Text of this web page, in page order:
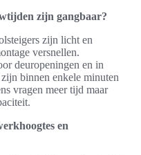
zijn gangbaar?
zijn licht en
versnellen.
deuropeningen en in
binnen enkele minuten
vragen meer tijd maar
en